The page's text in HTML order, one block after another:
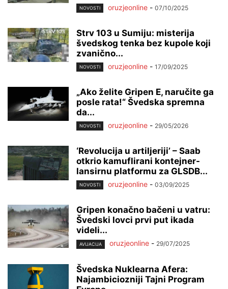
NOVOSTI oruzjeonline - 07/10/2025
Strv 103 u Sumiju: misterija
švedskog tenka bez kupole koji
zvanično...
NOVOSTI oruzjeonline - 17/09/2025
„Ako želite Gripen E, naručite ga
posle rata!“ Švedska spremna
da...
NOVOSTI oruzjeonline - 29/05/2026
‘Revolucija u artiljeriji’ – Saab
otkrio kamuflirani kontejner-
lansirnu platformu za GLSDB...
NOVOSTI oruzjeonline - 03/09/2025
Gripen konačno bačeni u vatru:
Švedski lovci prvi put ikada
videli...
AVIJACIJA oruzjeonline - 29/07/2025
Švedska Nuklearna Afera:
Najambiciozniji Tajni Program